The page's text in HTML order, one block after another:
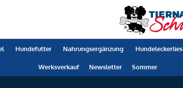
Hundefutter Nahrungsergänzung Hundeleckerlies
Werksverkauf Newsletter Sommer